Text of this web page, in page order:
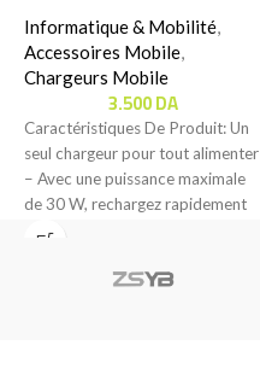
Informatique & Mobilité,
Accessoires Mobile,
Chargeurs Mobile
3.500DA
Caractéristiques De Produit: Un
seul chargeur pour tout alimenter
– Avec une puissance maximale
de 30 W, rechargez rapidement
tous